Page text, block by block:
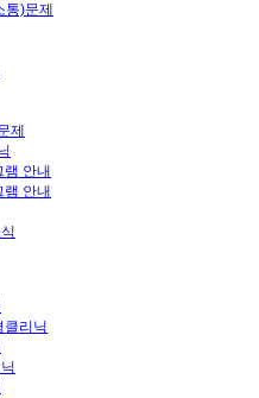
통)문제
제
안내
안내
클리닉